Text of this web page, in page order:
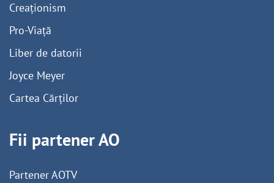
Creaționism
Pro-Viață
Liber de datorii
Joyce Meyer
Cartea Cărților
Fii partener AO
Partener AOTV